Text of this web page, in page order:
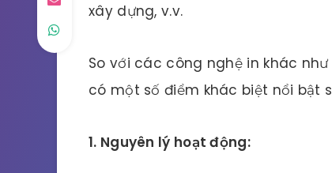
xây dựng, v.v.
So với các công nghệ in khác
có một số điểm khác biệt nổi bật
1. Nguyên lý hoạt động: